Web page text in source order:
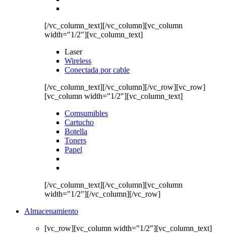
[/vc_column_text][/vc_column][vc_column
width="1/2"][vc_column_text]
Laser
Wireless
Conectada por cable
[/vc_column_text][/vc_column][/vc_row][vc_row]
[vc_column width="1/2"][vc_column_text]
Comsumibles
Cartucho
Botella
Toners
Papel
[/vc_column_text][/vc_column][vc_column
width="1/2"][/vc_column][/vc_row]
Almacenamiento
[vc_row][vc_column width="1/2"][vc_column_text]